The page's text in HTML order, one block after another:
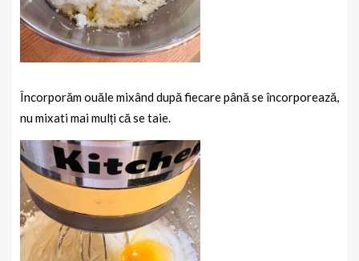
Încorporăm ouăle mixând după fiecare până se încorporează,
nu mixati mai mulți că se taie.